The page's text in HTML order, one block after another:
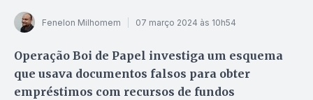
Fenelon Milhomem 07 março 2024 às 10h54
Operação Boi de Papel investiga um esquema
que usava documentos falsos para obter
empréstimos com recursos de fundos